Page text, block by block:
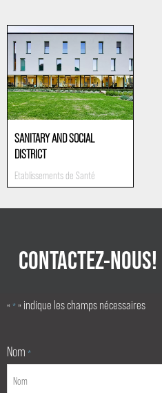
SANITARY AND SOCIAL
DISTRICT
Etablissements de Santé
CONTACTEZ-NOUS!
« * » indique les champs nécessaires
Nom *